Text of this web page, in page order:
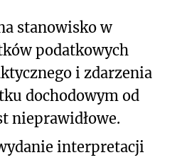
stanowisko w
podatkowych
i zdarzenia
dochodowym od
nieprawidłowe.
interpretacji